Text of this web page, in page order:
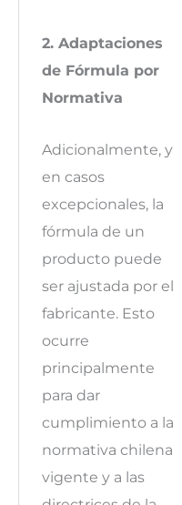
2. Adaptaciones
de Fórmula por
Normativa
Adicionalmente, y
en casos
excepcionales, la
fórmula de un
producto puede
ser ajustada por el
fabricante. Esto
ocurre
principalmente
para dar
cumplimiento a la
normativa chilena
vigente y a las